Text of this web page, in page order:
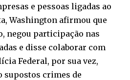
e pessoas ligadas ao
Washington afirmou que
negou participação nas
e disse colaborar com
Federal, por sua vez,
supostos crimes de